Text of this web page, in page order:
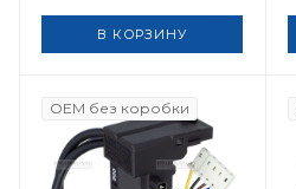
В КОРЗИНУ
OEM без коробки